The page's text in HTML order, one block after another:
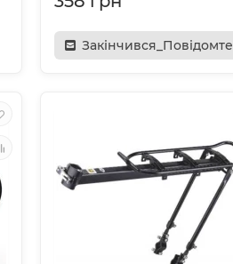
Закінчився_Повідомте